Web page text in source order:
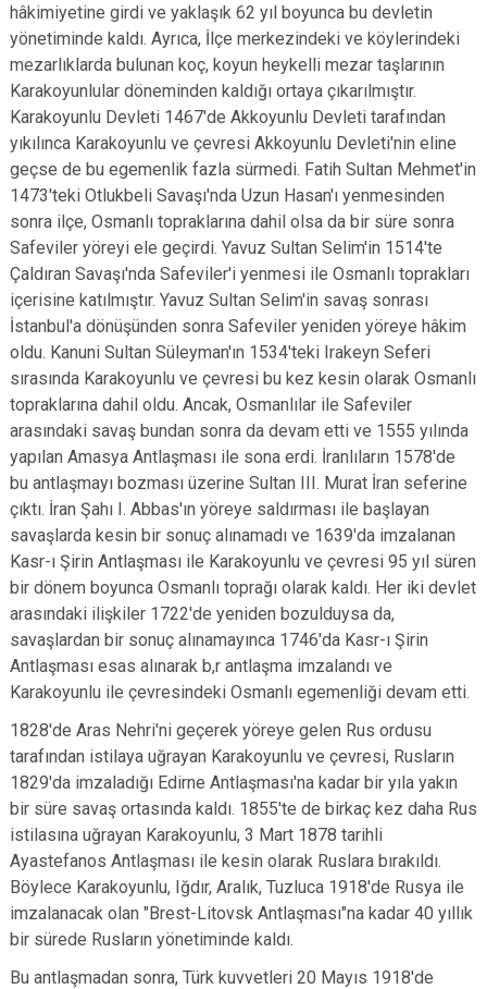
hâkimiyetine girdi ve yaklaşık 62 yıl boyunca bu devletin
yönetiminde kaldı. Ayrıca, İlçe merkezindeki ve köylerindeki
mezarlıklarda bulunan koç, koyun heykelli mezar taşlarının
Karakoyunlular döneminden kaldığı ortaya çıkarılmıştır.
Karakoyunlu Devleti 1467'de Akkoyunlu Devleti tarafından
yıkılınca Karakoyunlu ve çevresi Akkoyunlu Devleti'nin eline
geçse de bu egemenlik fazla sürmedi. Fatih Sultan Mehmet'in
1473'teki Otlukbeli Savaşı'nda Uzun Hasan'ı yenmesinden
sonra ilçe, Osmanlı topraklarına dahil olsa da bir süre sonra
Safeviler yöreyi ele geçirdi. Yavuz Sultan Selim'in 1514'te
Çaldıran Savaşı'nda Safeviler'i yenmesi ile Osmanlı toprakları
içerisine katılmıştır. Yavuz Sultan Selim'in savaş sonrası
İstanbul'a dönüşünden sonra Safeviler yeniden yöreye hâkim
oldu. Kanuni Sultan Süleyman'ın 1534'teki Irakeyn Seferi
sırasında Karakoyunlu ve çevresi bu kez kesin olarak Osmanlı
topraklarına dahil oldu. Ancak, Osmanlılar ile Safeviler
arasındaki savaş bundan sonra da devam etti ve 1555 yılında
yapılan Amasya Antlaşması ile sona erdi. İranlıların 1578'de
bu antlaşmayı bozması üzerine Sultan III. Murat İran seferine
çıktı. İran Şahı I. Abbas'ın yöreye saldırması ile başlayan
savaşlarda kesin bir sonuç alınamadı ve 1639'da imzalanan
Kasr-ı Şirin Antlaşması ile Karakoyunlu ve çevresi 95 yıl süren
bir dönem boyunca Osmanlı toprağı olarak kaldı. Her iki devlet
arasındaki ilişkiler 1722'de yeniden bozulduysa da,
savaşlardan bir sonuç alınamayınca 1746'da Kasr-ı Şirin
Antlaşması esas alınarak b,r antlaşma imzalandı ve
Karakoyunlu ile çevresindeki Osmanlı egemenliği devam etti.
1828'de Aras Nehri'ni geçerek yöreye gelen Rus ordusu
tarafından istilaya uğrayan Karakoyunlu ve çevresi, Rusların
1829'da imzaladığı Edirne Antlaşması'na kadar bir yıla yakın
bir süre savaş ortasında kaldı. 1855'te de birkaç kez daha Rus
istilasına uğrayan Karakoyunlu, 3 Mart 1878 tarihli
Ayastefanos Antlaşması ile kesin olarak Ruslara bırakıldı.
Böylece Karakoyunlu, Iğdır, Aralık, Tuzluca 1918'de Rusya ile
imzalanacak olan "Brest-Litovsk Antlaşması"na kadar 40 yıllık
bir sürede Rusların yönetiminde kaldı.
Bu antlaşmadan sonra, Türk kuvvetleri 20 Mayıs 1918'de